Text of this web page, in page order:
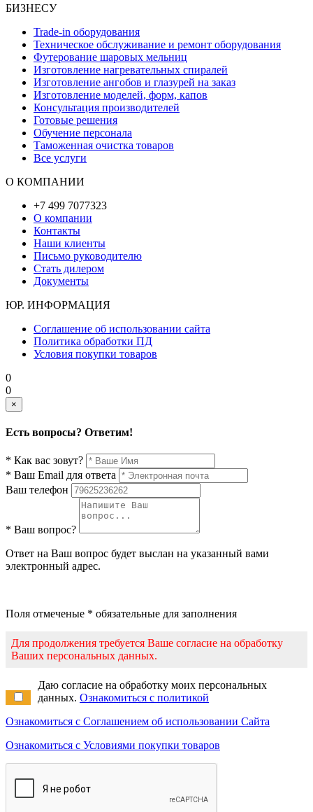
БИЗНЕСУ
Trade-in оборудования
Техническое обслуживание и ремонт оборудования
Футерование шаровых мельниц
Изготовление нагревательных спиралей
Изготовление ангобов и глазурей на заказ
Изготовление моделей, форм, капов
Консультация производителей
Готовые решения
Обучение персонала
Таможенная очистка товаров
Все услуги
О КОМПАНИИ
+7 499 7077323
О компании
Контакты
Наши клиенты
Письмо руководителю
Стать дилером
Документы
ЮР. ИНФОРМАЦИЯ
Соглашение об использовании сайта
Политика обработки ПД
Условия покупки товаров
0
0
×
Есть вопросы? Ответим!
* Как вас зовут?
* Ваш Email для ответа
Ваш телефон
* Ваш вопрос?
Ответ на Ваш вопрос будет выслан на указанный вами
электронный адрес.
Поля отмеченые * обязательные для заполнения
Для продолжения требуется Ваше согласие на обработку
Ваших персональных данных.
Даю согласие на обработку моих персональных
данных. Ознакомиться с политикой
Ознакомиться с Соглашением об использовании Сайта
Ознакомиться с Условиями покупки товаров